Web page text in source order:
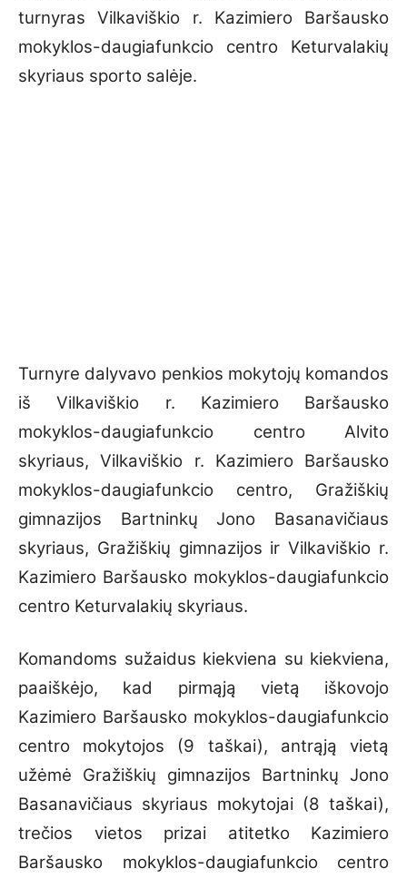
turnyras Vilkaviškio r. Kazimiero Baršausko
mokyklos-daugiafunkcio centro Keturvalakių
skyriaus sporto salėje.
Turnyre dalyvavo penkios mokytojų komandos
iš Vilkaviškio r. Kazimiero Baršausko
mokyklos-daugiafunkcio centro Alvito
skyriaus, Vilkaviškio r. Kazimiero Baršausko
mokyklos-daugiafunkcio centro, Gražiškių
gimnazijos Bartninkų Jono Basanavičiaus
skyriaus, Gražiškių gimnazijos ir Vilkaviškio r.
Kazimiero Baršausko mokyklos-daugiafunkcio
centro Keturvalakių skyriaus.
Komandoms sužaidus kiekviena su kiekviena,
paaiškėjo, kad pirmąją vietą iškovojo
Kazimiero Baršausko mokyklos-daugiafunkcio
centro mokytojos (9 taškai), antrąją vietą
užėmė Gražiškių gimnazijos Bartninkų Jono
Basanavičiaus skyriaus mokytojai (8 taškai),
trečios vietos prizai atitetko Kazimiero
Baršausko mokyklos-daugiafunkcio centro